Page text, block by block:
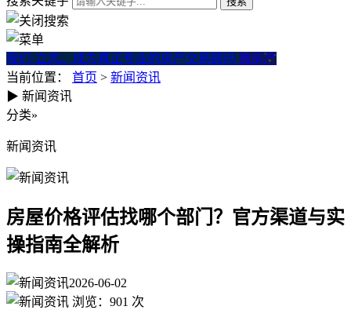
我们·立志。成为真正专业的房产交易顾问 微房产
当前位置： 首页 > 新闻资讯
房屋价格评估找哪个部门？官
▶ 新闻资讯
分类»
新闻资讯
房屋价格评估找哪个部门？官方渠道与实
操指南全解析
2026-06-02
浏览： 901 次